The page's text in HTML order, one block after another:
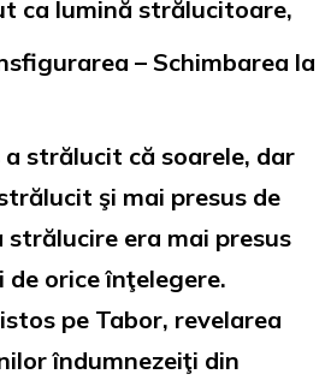
ca lumină strălucitoare,
– Schimbarea la
strălucit că soarele, dar
şi mai presus de
strălucire era mai presus
de orice înţelegere.
pe Tabor, revelarea
îndumnezeiţi din